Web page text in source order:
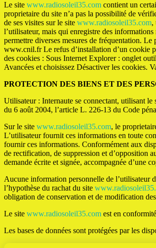
Le site www.radiosoleil35.com contient un
proprietaire du site n’a pas la possibilité de
de ses visites sur le site www.radiosoleil35.com,
l’utilisateur, mais qui enregistre des
permettre diverses mesures de fréquentation.
www.cnil.fr Le refus d’installation d’un cookie
des cookies : Sous Internet Explorer : onglet
Avancées et choisissez Désactiver les cookies.
PROTECTION DES BIENS ET DES
Utilisateur : Internaute se connectant, utilisant le
du 6 août 2004, l’article L. 226-13 du Code
Sur le site www.radiosoleil35.com, le
L’utilisateur fournit ces informations en toute
fournir ces informations. Conformément aux
de rectification, de suppression et d’opposition
demande écrite et signée, accompagnée d’une
Aucune information personnelle de l’utilisateur
l’hypothèse du rachat du site
obligation de conservation et de modification
Le site www.radiosoleil35.com est en
Les bases de données sont protégées par les